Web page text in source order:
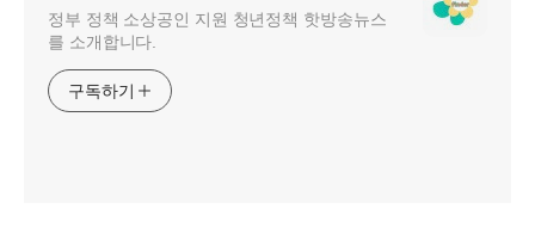
정부 정책 소상공인 지원 청년정책 핫방송뉴스
를 소개합니다.
구독하기